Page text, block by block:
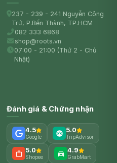
237 - 239 - 241 Nguyễn Công
Trứ, P.Bến Thành, TP.HCM
082 333 6868
shop@roots.vn
07:00 - 21:00 (Thứ 2 - Chủ
Nhật)
Đánh giá & Chứng nhận
4.5
Google
5.0
TripAdvisor
5.0
Shopee
4.9
GrabMart